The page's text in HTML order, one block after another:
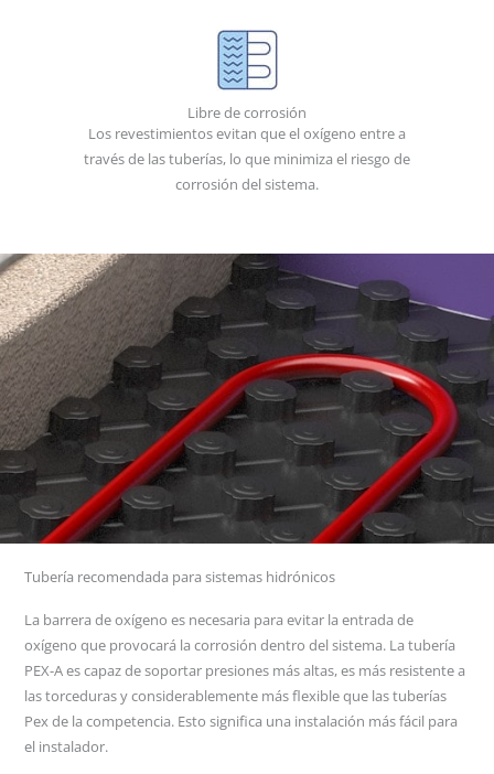
Libre de corrosión
Los revestimientos evitan que el oxígeno entre a
través de las tuberías, lo que minimiza el riesgo de
corrosión del sistema.
Tubería recomendada para sistemas hidrónicos
La barrera de oxígeno es necesaria para evitar la entrada de
oxígeno que provocará la corrosión dentro del sistema. La tubería
PEX-A es capaz de soportar presiones más altas, es más resistente a
las torceduras y considerablemente más flexible que las tuberías
Pex de la competencia. Esto significa una instalación más fácil para
el instalador.